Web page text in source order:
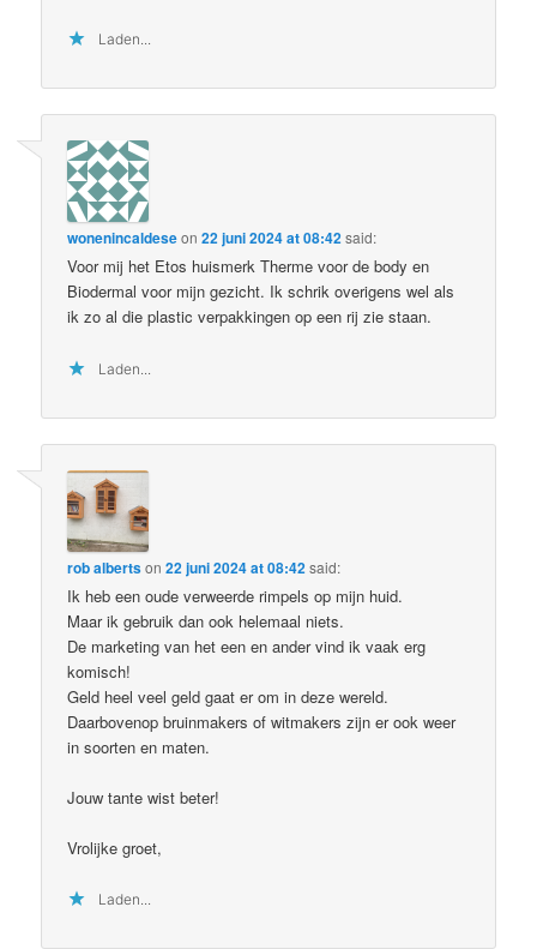
Laden...
wonenincaldeseon22 juni 2024 at 08:42said:
Voor mij het Etos huismerk Therme voor de body en
Biodermal voor mijn gezicht. Ik schrik overigens wel als
ik zo al die plastic verpakkingen op een rij zie staan.
Laden...
rob albertson22 juni 2024 at 08:42said:
Ik heb een oude verweerde rimpels op mijn huid.
Maar ik gebruik dan ook helemaal niets.
De marketing van het een en ander vind ik vaak erg
komisch!
Geld heel veel geld gaat er om in deze wereld.
Daarbovenop bruinmakers of witmakers zijn er ook weer
in soorten en maten.
Jouw tante wist beter!
Vrolijke groet,
Laden...